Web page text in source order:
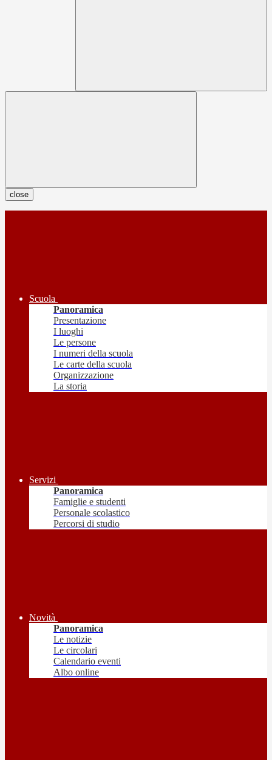
close
Scuola
Panoramica
Presentazione
I luoghi
Le persone
I numeri della scuola
Le carte della scuola
Organizzazione
La storia
Servizi
Panoramica
Famiglie e studenti
Personale scolastico
Percorsi di studio
Novità
Panoramica
Le notizie
Le circolari
Calendario eventi
Albo online